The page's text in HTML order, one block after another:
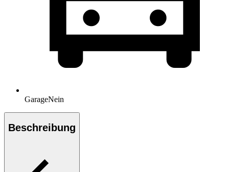
GarageNein
Beschreibung